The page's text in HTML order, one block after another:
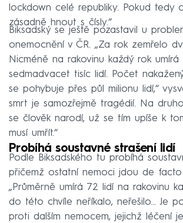
lockdown celé republiky. Pokud tedy
zásadně hnout s čísly.“
Biksadský se ještě pozastavil u
onemocnění v ČR. „Za rok zemřelo
Nicméně na rakovinu každý rok umírá
sedmadvacet tisíc lidí. Počet
se pohybuje přes půl milionu lidí,“
smrt je samozřejmě tragédií. Na
se člověk narodí, už se tím upíše k
musí umřít.“
Probíhá soustavné strašení lidí
Podle Biksadského tu probíhá
přičemž ostatní nemoci jdou de facto
„Průměrně umírá 72 lidí na rakovinu
do této chvíle neříkalo, neřešilo… Je
proti dalším nemocem, jejichž léčení